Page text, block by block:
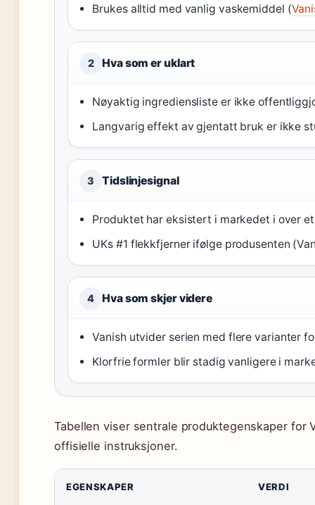
Brukes alltid med vanlig vaskemiddel (
2 Hva som er uklart
Nøyaktig ingrediensliste er ikke
Langvarig effekt av gjentatt bruk er ikke
3 Tidslinjesignal
Produktet har eksistert i markedet i over
UKs #1 flekkfjerner ifølge produsenten
4 Hva som skjer videre
Vanish utvider serien med flere varianter
Klorfrie formler blir stadig vanligere i
Tabellen viser sentrale produktegenskaper for
offisielle instruksjoner.
EGENSKAPER VERDI